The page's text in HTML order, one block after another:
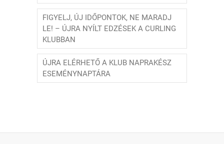
FIGYELJ, ÚJ IDŐPONTOK, NE MARADJ
LE! – ÚJRA NYÍLT EDZÉSEK A CURLING
KLUBBAN
ÚJRA ELÉRHETŐ A KLUB NAPRAKÉSZ
ESEMÉNYNAPTÁRA